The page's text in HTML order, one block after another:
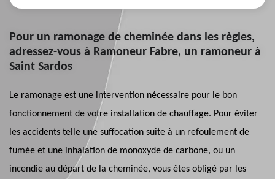
Pour un ramonage de cheminée dans les règles,
adressez-vous à Ramoneur Fabre, un ramoneur à
Saint Sardos
Le ramonage est une intervention nécessaire pour le bon
fonctionnement de votre installation de chauffage. Pour éviter
les accidents telle une suffocation suite à un refoulement de
fumée et une inhalation de monoxyde de carbone, ou un
incendie au départ de la cheminée, vous êtes obligé par les